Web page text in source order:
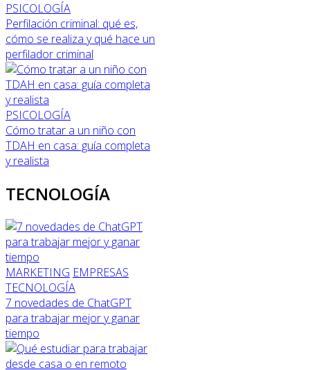
PSICOLOGÍA
Perfilación criminal: qué es,
cómo se realiza y qué hace un
perfilador criminal
PSICOLOGÍA
Cómo tratar a un niño con
TDAH en casa: guía completa
y realista
TECNOLOGÍA
MARKETING EMPRESAS
TECNOLOGÍA
7 novedades de ChatGPT
para trabajar mejor y ganar
tiempo